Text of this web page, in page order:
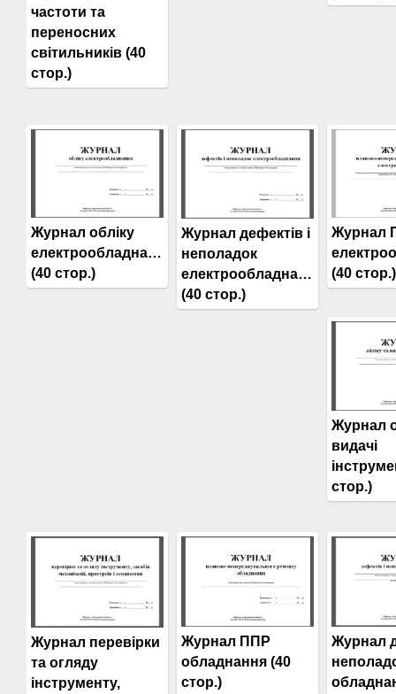
частоти та
переносних
світильників (40
стор.)
Журнал обліку
електрообладнання
(40 стор.)
Журнал дефектів і
неполадок
електрообладнання
(40 стор.)
Журнал
(40 стор.)
Журнал
видачі
стор.)
Журнал перевірки
та огляду
інструменту,
Журнал ППР
обладнання (40
стор.)
Журнал